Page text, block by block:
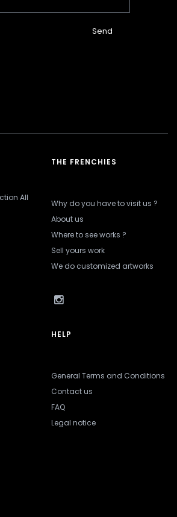
Send
All
THE FRENCHIES
Why do you have to visit us ?
About us
Where to see works ?
Sell yours work
We do customized artworks
HELP
General Terms and Conditions
Contact us
FAQ
Legal notice